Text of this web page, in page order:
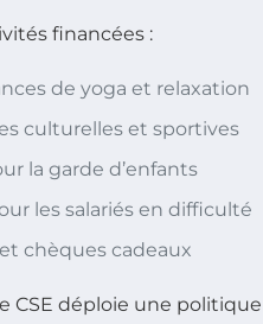
financées :
de yoga et relaxation
culturelles et sportives
la garde d’enfants
les salariés en difficulté
chèques cadeaux
CSE déploie une